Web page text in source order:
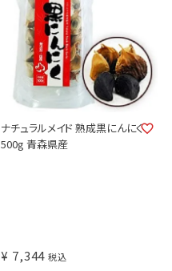
ナチュラルメイド 熟成黒にんにく
500g 青森県産
¥ 7,344 税込